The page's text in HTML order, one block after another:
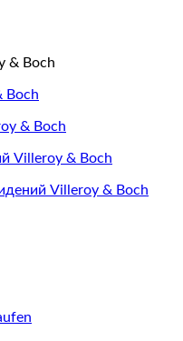
& Boch
Boch
& Boch
Villeroy & Boch
Villeroy & Boch